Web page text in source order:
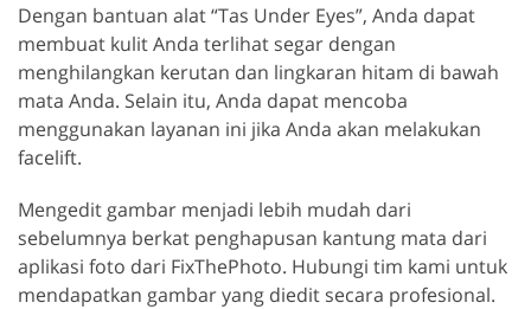
Dengan bantuan alat “Tas Under Eyes”, Anda dapat
membuat kulit Anda terlihat segar dengan
menghilangkan kerutan dan lingkaran hitam di bawah
mata Anda. Selain itu, Anda dapat mencoba
menggunakan layanan ini jika Anda akan melakukan
facelift.
Mengedit gambar menjadi lebih mudah dari
sebelumnya berkat penghapusan kantung mata dari
aplikasi foto dari FixThePhoto. Hubungi tim kami untuk
mendapatkan gambar yang diedit secara profesional.